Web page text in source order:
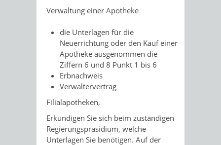
Verwaltung einer Apotheke
die Unterlagen für die
Neuerrichtung oder den Kauf einer
Apotheke ausgenommen die
Ziffern 6 und 8 Punkt 1 bis 6
Erbnachweis
Verwaltervertrag
Filialapotheken,
Erkundigen Sie sich beim zuständigen
Regierungspräsidium, welche
Unterlagen Sie benötigen. Auf der